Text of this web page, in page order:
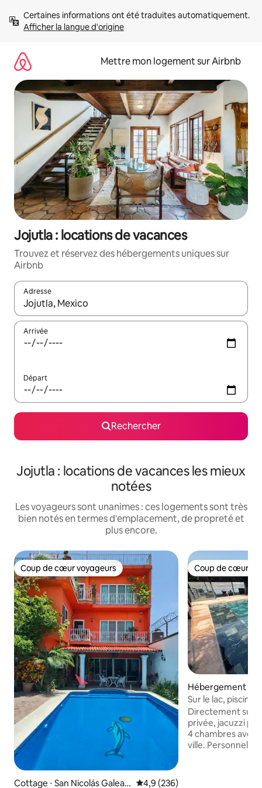
directement
Afficher la langue d'origine
Mettre mon logement sur Airbnb
Jojutla : locations de vacances
Trouvez et réservez des hébergements uniques sur
Airbnb
Adresse
Lorsque les résultats s'affichent, utilisez les flèches vers le
Arrivée
Départ
Rechercher
Jojutla : locations de vacances les mieux
notées
Les voyageurs sont unanimes : ces logements sont très
bien notés en termes d'emplacement, de propreté et
plus encore.
Coup de cœur voyageurs
Coup de cœur voyageurs
Cottage ⋅ San Nicolás Galean Évaluation moyenne sur la
4,9 (236)
Coup de cœur
Coup de cœur
Hébergement ⋅
engo
Sur le lac, piscine,
de jeux, karaoké
Directement sur
privée, jacuzzi
4 chambres avec
ville. Personnel de nettoyage sur place